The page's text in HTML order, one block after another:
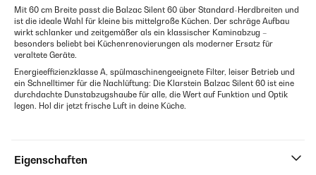
Mit 60 cm Breite passt die Balzac Silent 60 über Standard-Herdbreiten und
ist die ideale Wahl für kleine bis mittelgroße Küchen. Der schräge Aufbau
wirkt schlanker und zeitgemäßer als ein klassischer Kaminabzug –
besonders beliebt bei Küchenrenovierungen als moderner Ersatz für
veraltete Geräte.
Energieeffizienzklasse A, spülmaschinengeeignete Filter, leiser Betrieb und
ein Schnelltimer für die Nachlüftung: Die Klarstein Balzac Silent 60 ist eine
durchdachte Dunstabzugshaube für alle, die Wert auf Funktion und Optik
legen. Hol dir jetzt frische Luft in deine Küche.
Eigenschaften